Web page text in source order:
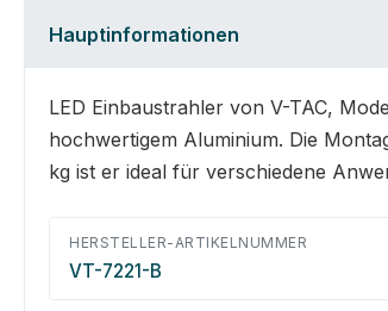
Hauptinformationen
LED Einbaustrahler von V-TAC,
hochwertigem Aluminium. Die
kg ist er ideal für verschiedene
HERSTELLER-ARTIKELNUMMER
VT-7221-B